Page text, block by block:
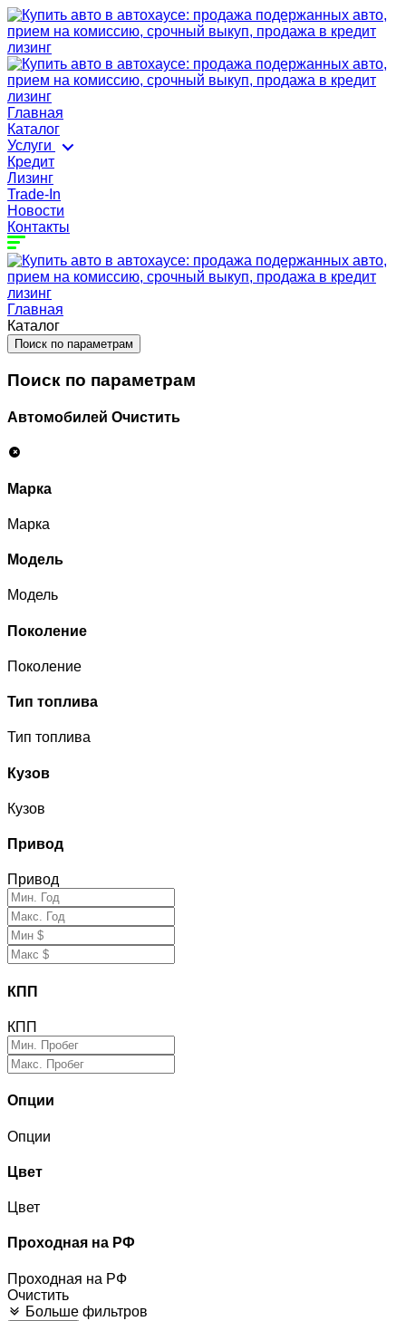
Главная
Каталог
Услуги
Кредит
Лизинг
Trade-In
Новости
Контакты
Главная
Каталог
Поиск по параметрам
Поиск по параметрам
Автомобилей Очистить
Марка
Марка
Модель
Модель
Поколение
Поколение
Тип топлива
Тип топлива
Кузов
Кузов
Привод
Привод
КПП
КПП
Опции
Опции
Цвет
Цвет
Проходная на РФ
Проходная на РФ
Очистить
Больше фильтров